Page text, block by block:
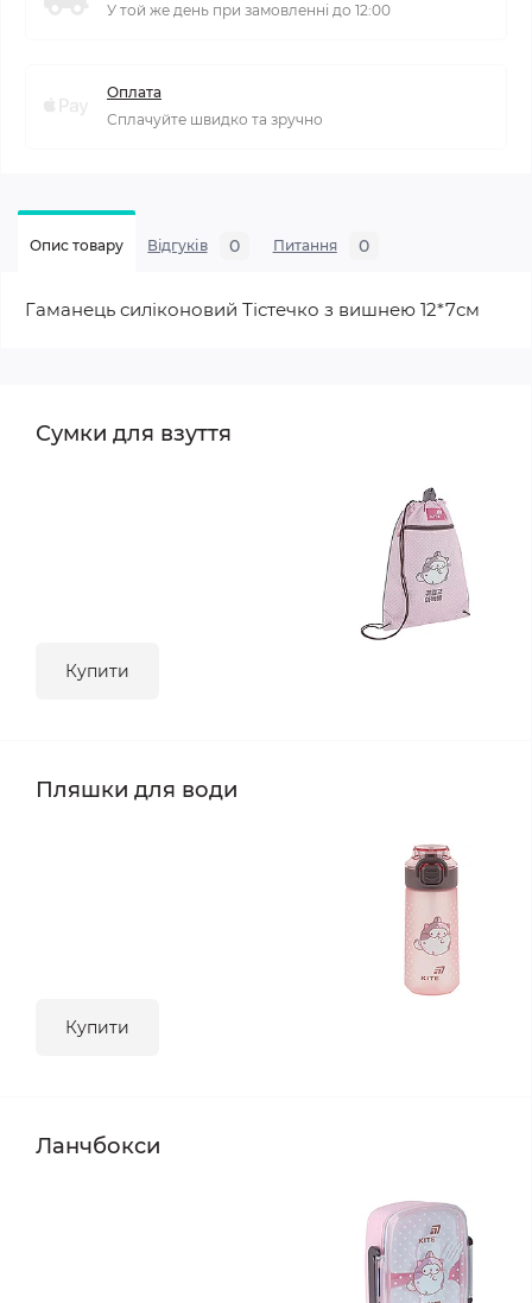
У той же день при замовленні до 12:00
Оплата
Сплачуйте швидко та зручно
Опис товару Відгуків 0 Питання 0
Гаманець силіконовий Тістечко з вишнею 12*7см
Сумки для взуття
Купити
Пляшки для води
Купити
Ланчбокси